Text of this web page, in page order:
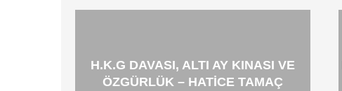
H.K.G DAVASI, ALTI AY KINASI VE
ÖZGÜRLÜK – HATICE TAMAÇ